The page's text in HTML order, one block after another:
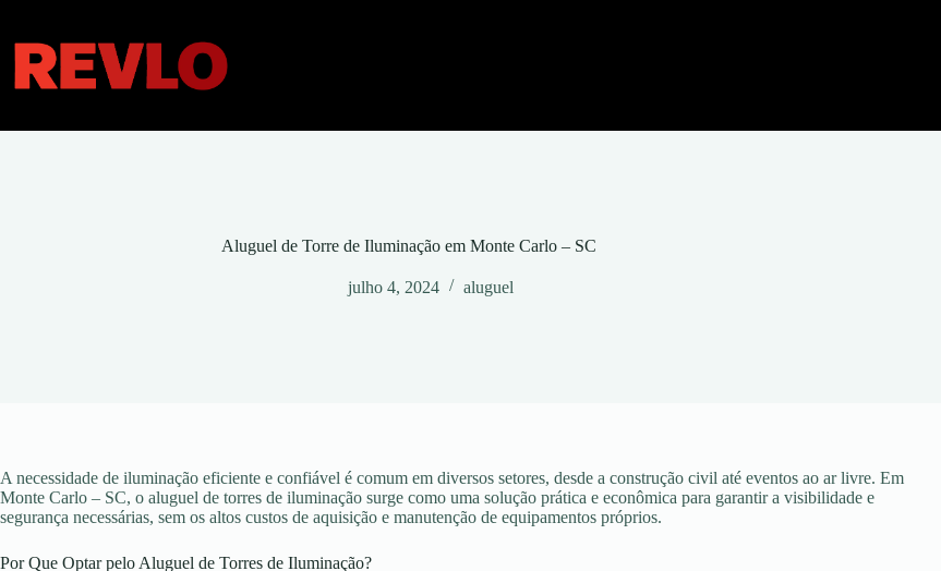
conteúdo
Aluguel de Torre de Iluminação em Monte Carlo – SC
julho 4, 2024 aluguel
A necessidade de iluminação eficiente e confiável é comum em diversos setores, desde a construção civil até eventos ao ar livre. Em
Monte Carlo – SC, o aluguel de torres de iluminação surge como uma solução prática e econômica para garantir a visibilidade e
segurança necessárias, sem os altos custos de aquisição e manutenção de equipamentos próprios.
Por Que Optar pelo Aluguel de Torres de Iluminação?